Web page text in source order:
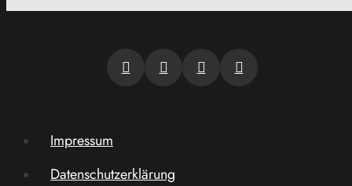
Impressum
Datenschutzerklärung